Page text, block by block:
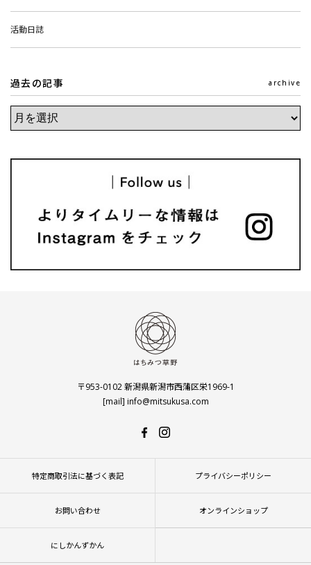
活動日誌
過去の記事 archive
〒953-0102 新潟県新潟市西蒲区栄1969-1
[mail] info@mitsukusa.com
特定商取引法に基づく表記 プライバシーポリシー
お問い合わせ オンラインショップ
にしかんずかん